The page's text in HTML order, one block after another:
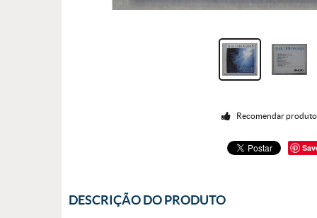
Recomendar produto
DESCRIÇÃO DO PRODUTO